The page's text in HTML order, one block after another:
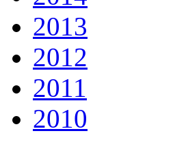
2013
2012
2011
2010